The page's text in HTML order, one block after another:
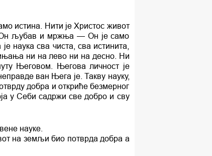
истина. Нити је Христос живот
љубав и мржња — Он је само
сва чиста, сва истинита,
ни на лево ни на десно. Ни
Његовом. Његова личност је
ван Њега је. Такву науку,
добра и откриће безмерног
у Себи садржи све добро и сву
науке.
на земљи био потврда добра а